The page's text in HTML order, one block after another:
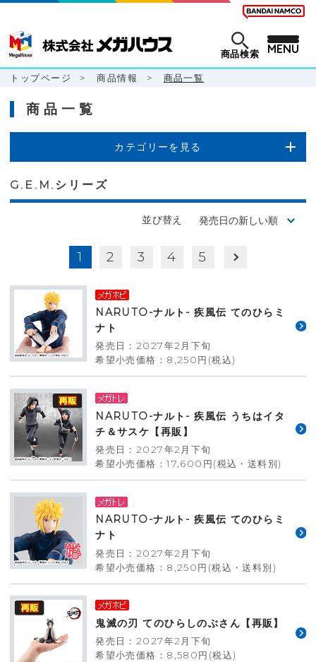
商品検索 MENU
トップページ > 商品情報 > 商品一覧
商品一覧
カテゴリーを見る
G.E.M.シリーズ
並び替え
1 2 3 4 5
NARUTO-ナルト- 疾風伝 てのひらミ
ナト
発売日：2027年2月下旬
希望小売価格：8,250円(税込)
NARUTO-ナルト- 疾風伝 うちはイタ
チ＆サスケ【再販】
発売日：2027年2月下旬
希望小売価格：17,600円(税込・送料別)
NARUTO-ナルト- 疾風伝 てのひらミ
ナト
発売日：2027年2月下旬
希望小売価格：8,250円(税込・送料別)
鬼滅の刃 てのひらしのぶさん【再販】
発売日：2027年2月下旬
希望小売価格：8,580円(税込)